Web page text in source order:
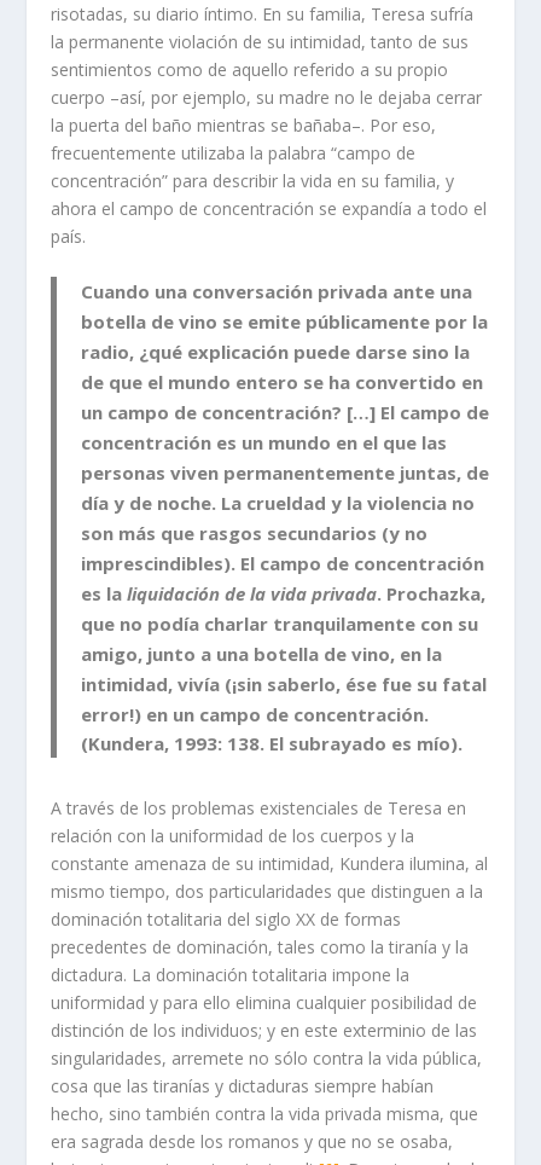
risotadas, su diario íntimo. En su familia, Teresa sufría
la permanente violación de su intimidad, tanto de sus
sentimientos como de aquello referido a su propio
cuerpo –así, por ejemplo, su madre no le dejaba cerrar
la puerta del baño mientras se bañaba–. Por eso,
frecuentemente utilizaba la palabra “campo de
concentración” para describir la vida en su familia, y
ahora el campo de concentración se expandía a todo el
país.
Cuando una conversación privada ante una
botella de vino se emite públicamente por la
radio, ¿qué explicación puede darse sino la
de que el mundo entero se ha convertido en
un campo de concentración? […] El campo de
concentración es un mundo en el que las
personas viven permanentemente juntas, de
día y de noche. La crueldad y la violencia no
son más que rasgos secundarios (y no
imprescindibles). El campo de concentración
es laliquidación de la vida privada. Prochazka,
que no podía charlar tranquilamente con su
amigo, junto a una botella de vino, en la
intimidad, vivía (¡sin saberlo, ése fue su fatal
error!) en un campo de concentración.
(Kundera, 1993: 138. El subrayado es mío).
A través de los problemas existenciales de Teresa en
relación con la uniformidad de los cuerpos y la
constante amenaza de su intimidad, Kundera ilumina, al
mismo tiempo, dos particularidades que distinguen a la
dominación totalitaria del siglo XX de formas
precedentes de dominación, tales como la tiranía y la
dictadura. La dominación totalitaria impone la
uniformidad y para ello elimina cualquier posibilidad de
distinción de los individuos; y en este exterminio de las
singularidades, arremete no sólo contra la vida pública,
cosa que las tiranías y dictaduras siempre habían
hecho, sino también contra la vida privada misma, que
era sagrada desde los romanos y que no se osaba,